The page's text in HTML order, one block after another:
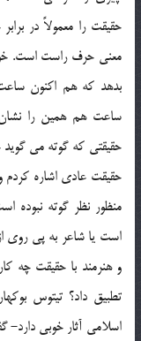
حقیقت را معمولاً در
معنی حرف راست است.
بدهد که هم اکنون
ساعت هم همین را
حقیقتی که گوته می
حقیقت عادی اشاره
منظور نظر گوته نبوده
است یا شاعر به پی
و هنرمند با حقیقت چه
تطبیق داد؟ تیتوس
اسلامی آثار خوبی